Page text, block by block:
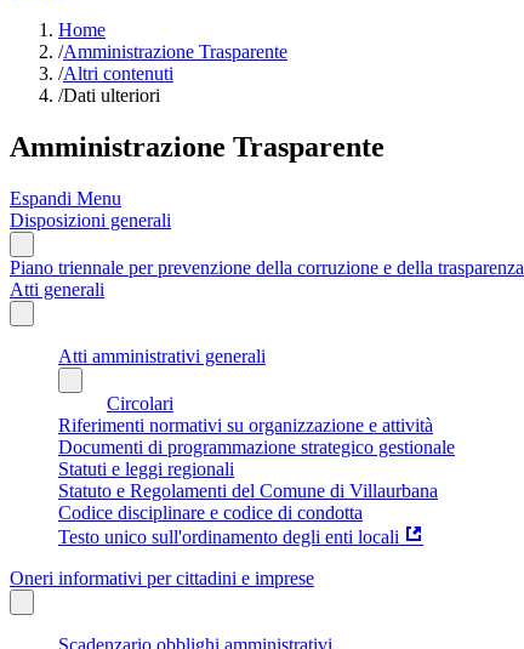
Home
/Amministrazione Trasparente
/Altri contenuti
/Dati ulteriori
Amministrazione Trasparente
Espandi Menu
Disposizioni generali
Piano triennale per prevenzione della corruzione e della trasparenza
Atti generali
Atti amministrativi generali
Circolari
Riferimenti normativi su organizzazione e attività
Documenti di programmazione strategico gestionale
Statuti e leggi regionali
Statuto e Regolamenti del Comune di Villaurbana
Codice disciplinare e codice di condotta
Testo unico sull'ordinamento degli enti locali
Oneri informativi per cittadini e imprese
Scadenzario obblighi amministrativi